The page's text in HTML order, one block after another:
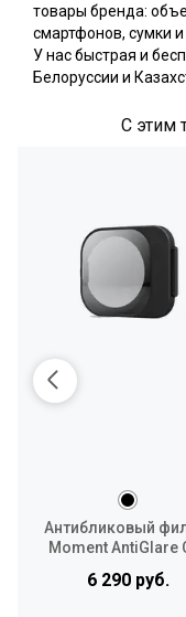
товары бренда:
смартфонов, сумки
У нас быстрая и
Белоруссии и
С этим
Антибликовый
Moment AntiGlare
iPhone 15 & 16 Pro
6 290 руб.